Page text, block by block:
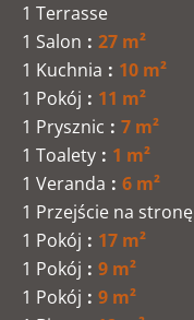
1 Terrasse
1 Salon
27 m²
1 Kuchnia
10 m²
1 Pokój
11 m²
1 Prysznic
7 m²
1 Toalety
1 m²
1 Veranda
6 m²
1 Przejście na stronę
1 Pokój
17 m²
1 Pokój
9 m²
1 Pokój
9 m²